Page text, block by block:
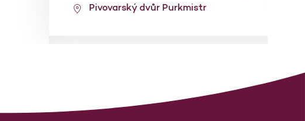
Pivovarský dvůr Purkmistr